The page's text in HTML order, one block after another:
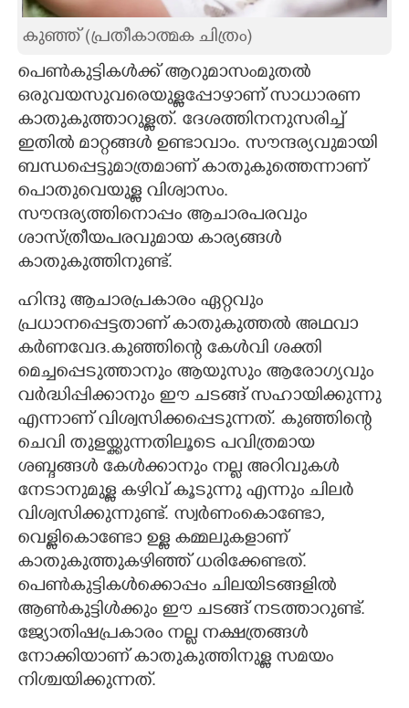
ASTRO
CARTOONS
LITERATURE
ZOOM
CONTACT US
കുഞ്ഞ് (പ്രതീകാത്മക ചിത്രം)
പെൺകുട്ടികൾക്ക്ആറുമാസംമുതൽ
ഒരുവയസുവരെയുള്ളപ്പോഴാണ് സാധാരണ
കാതുകുത്താറുള്ളത്. ദേശത്തിനനുസരിച്ച്
ഇതിൽ മാറ്റങ്ങൾ ഉണ്ടാവാം. സൗന്ദര്യവുമായി
ബന്ധപ്പെട്ടുമാത്രമാണ് കാതുകുത്തെന്നാണ്
പൊതുവെയുള്ള വിശ്വാസം.
സൗന്ദര്യത്തിനൊപ്പം ആചാരപരവും
ശാസ്ത്രീയപരവുമായ കാര്യങ്ങൾ
കാതുകുത്തിനുണ്ട്.
ഹിന്ദു ആചാരപ്രകാരം ഏറ്റവും
പ്രധാനപ്പെട്ടതാണ് കാതുകുത്തൽ അഥവാ
കർണവേദ.കുഞ്ഞിന്റെ കേൾവി ശക്തി
മെച്ചപ്പെടുത്താനും ആയുസും ആരോഗ്യവും
വർദ്ധിപ്പിക്കാനും ഈ ചടങ്ങ് സഹായിക്കുന്നു
എന്നാണ് വിശ്വസിക്കപ്പെടുന്നത്. കുഞ്ഞിന്റെ
ചെവി തുളയ്ക്കുന്നതിലൂടെ പവിത്രമായ
ശബ്ദങ്ങൾ കേൾക്കാനും നല്ല അറിവുകൾ
നേടാനുമുള്ള കഴിവ് കൂടുന്നു എന്നും ചിലർ
വിശ്വസിക്കുന്നുണ്ട്. സ്വർണംകൊണ്ടോ,
വെള്ളികൊണ്ടോ ഉള്ള കമ്മലുകളാണ്
കാതുകുത്തുകഴിഞ്ഞ് ധരിക്കേണ്ടത്.
പെൺകുട്ടികൾക്കൊപ്പം ചിലയിടങ്ങളിൽ
ആൺകുട്ടിൾക്കും ഈ ചടങ്ങ് നടത്താറുണ്ട്.
ജ്യോതിഷപ്രകാരം നല്ല നക്ഷത്രങ്ങൾ
നോക്കിയാണ് കാതുകുത്തിനുള്ള സമയം
നിശ്ചയിക്കുന്നത്.